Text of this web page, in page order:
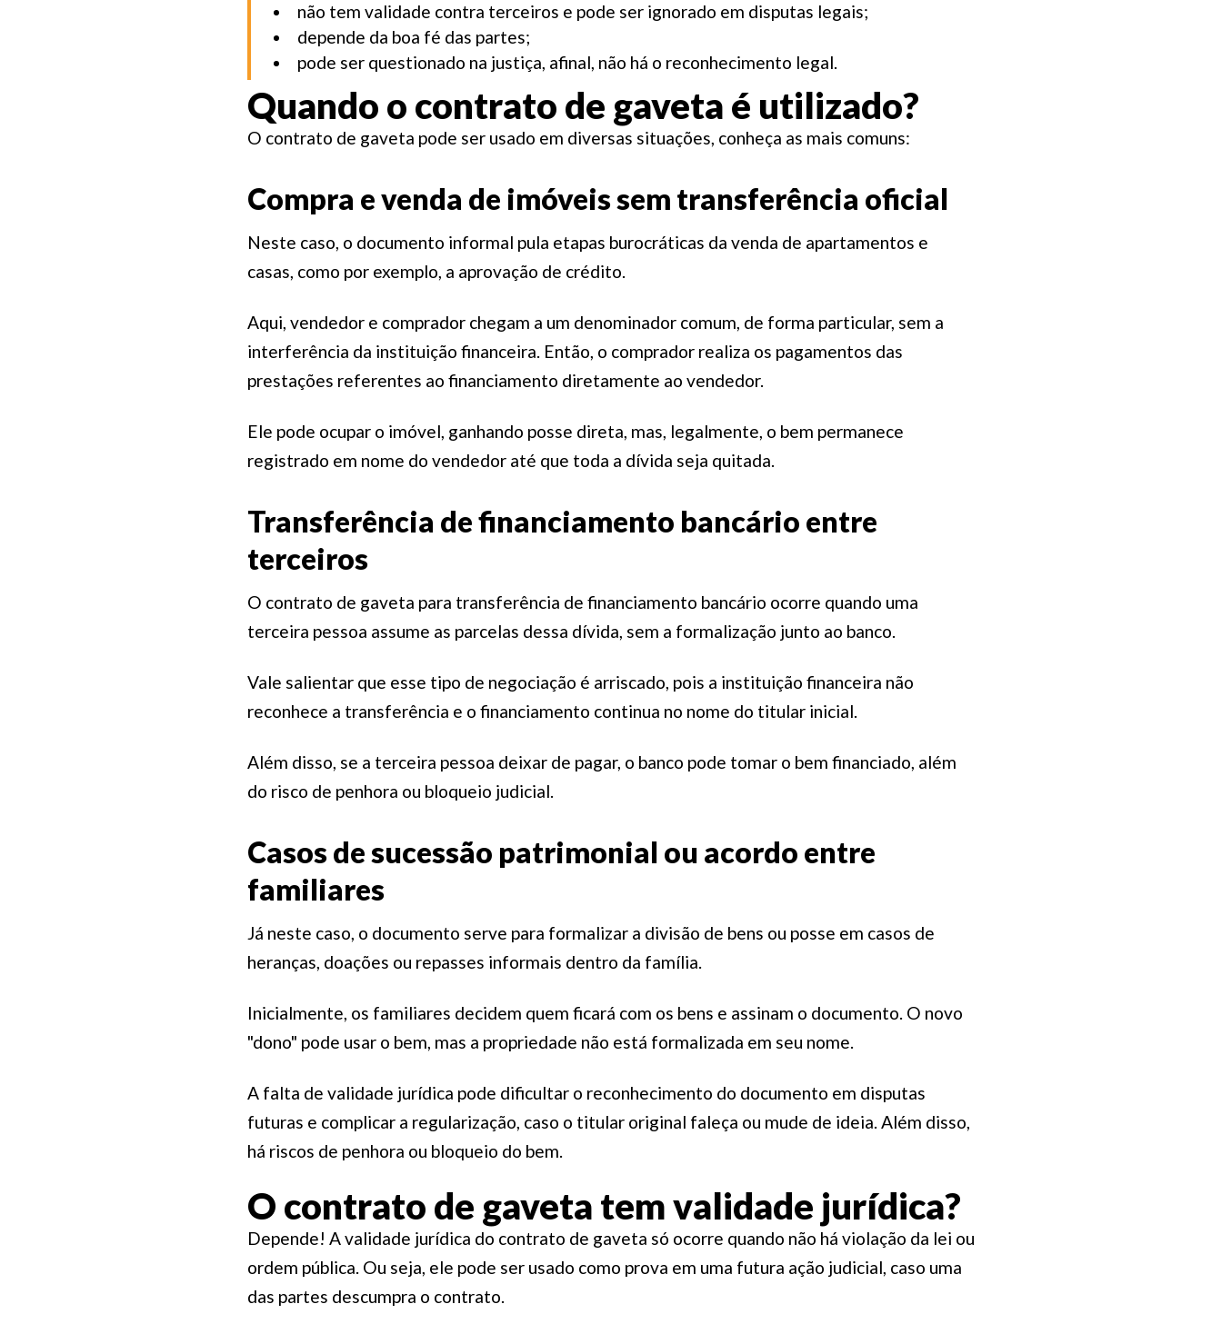
não tem validade contra terceiros e pode ser ignorado em disputas legais;
depende da boa fé das partes;
pode ser questionado na justiça, afinal, não há o reconhecimento legal.
Quando o contrato de gaveta é utilizado?
O contrato de gaveta pode ser usado em diversas situações, conheça as mais comuns:
Compra e venda de imóveis sem transferência oficial
Neste caso, o documento informal pula etapas burocráticas da venda de apartamentos e
casas, como por exemplo, a aprovação de crédito.
Aqui, vendedor e comprador chegam a um denominador comum, de forma particular, sem a
interferência da instituição financeira. Então, o comprador realiza os pagamentos das
prestações referentes ao financiamento diretamente ao vendedor.
Ele pode ocupar o imóvel, ganhando posse direta, mas, legalmente, o bem permanece
registrado em nome do vendedor até que toda a dívida seja quitada.
Transferência de financiamento bancário entre
terceiros
O contrato de gaveta para transferência de financiamento bancário ocorre quando uma
terceira pessoa assume as parcelas dessa dívida, sem a formalização junto ao banco.
Vale salientar que esse tipo de negociação é arriscado, pois a instituição financeira não
reconhece a transferência e o financiamento continua no nome do titular inicial.
Além disso, se a terceira pessoa deixar de pagar, o banco pode tomar o bem financiado, além
do risco de penhora ou bloqueio judicial.
Casos de sucessão patrimonial ou acordo entre
familiares
Já neste caso, o documento serve para formalizar a divisão de bens ou posse em casos de
heranças, doações ou repasses informais dentro da família.
Inicialmente, os familiares decidem quem ficará com os bens e assinam o documento. O novo
"dono" pode usar o bem, mas a propriedade não está formalizada em seu nome.
A falta de validade jurídica pode dificultar o reconhecimento do documento em disputas
futuras e complicar a regularização, caso o titular original faleça ou mude de ideia. Além disso,
há riscos de penhora ou bloqueio do bem.
O contrato de gaveta tem validade jurídica?
Depende! A validade jurídica do contrato de gaveta só ocorre quando não há violação da lei ou
ordem pública. Ou seja, ele pode ser usado como prova em uma futura ação judicial, caso uma
das partes descumpra o contrato.